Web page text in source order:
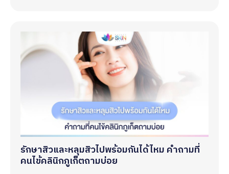
รักษาสิวและหลุมสิวไปพร้อมกันได้ไหม คำถามที่
คนไข้คลินิกภูเก็ตถามบ่อย